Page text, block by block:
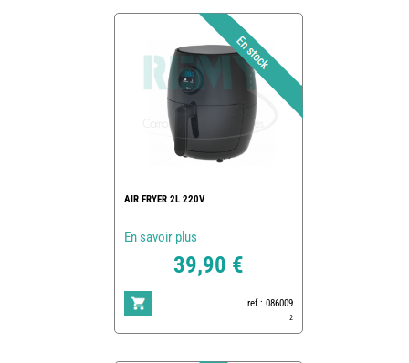
AIR FRYER 2L 220V
En savoir plus
39,90 €
ref : 086009
2